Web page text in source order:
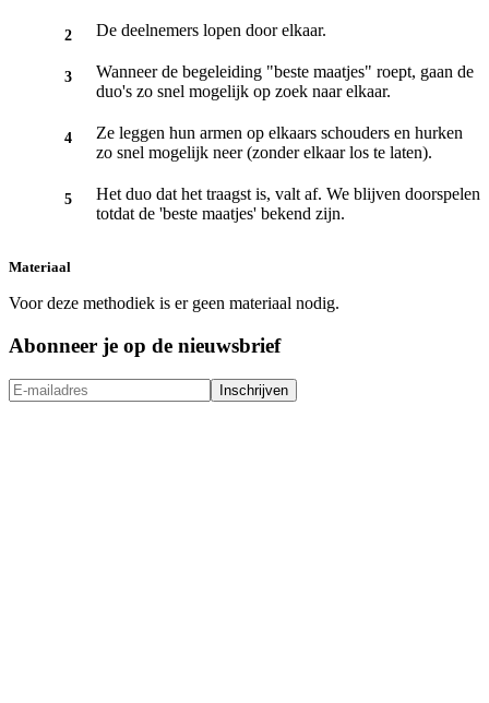
De deelnemers lopen door elkaar.
Wanneer de begeleiding "beste maatjes" roept, gaan de
duo's zo snel mogelijk op zoek naar elkaar.
Ze leggen hun armen op elkaars schouders en hurken
zo snel mogelijk neer (zonder elkaar los te laten).
Het duo dat het traagst is, valt af. We blijven doorspelen
totdat de 'beste maatjes' bekend zijn.
Materiaal
Voor deze methodiek is er geen materiaal nodig.
Abonneer je op de nieuwsbrief
Inschrijven